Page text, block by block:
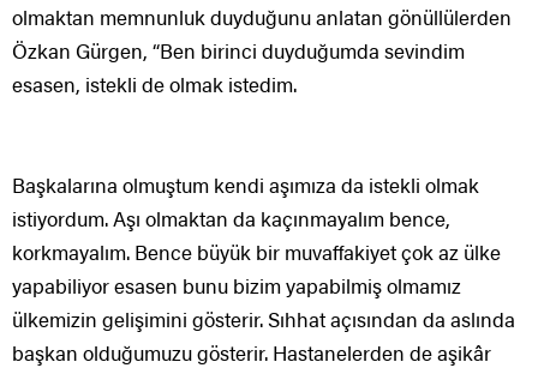
olmaktan memnunluk duyduğunu anlatan gönüllülerden
Özkan Gürgen, “Ben birinci duyduğumda sevindim
esasen, istekli de olmak istedim.
Başkalarına olmuştum kendi aşımıza da istekli olmak
istiyordum. Aşı olmaktan da kaçınmayalım bence,
korkmayalım. Bence büyük bir muvaffakiyet çok az ülke
yapabiliyor esasen bunu bizim yapabilmiş olmamız
ülkemizin gelişimini gösterir. Sıhhat açısından da aslında
başkan olduğumuzu gösterir. Hastanelerden de aşikâr